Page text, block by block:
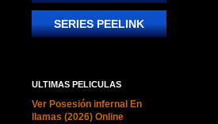
SERIES PEELINK
ULTIMAS PELICULAS
Ver Posesión infernal En
llamas (2026) Online